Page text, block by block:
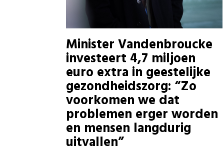
Minister Vandenbroucke
investeert 4,7 miljoen
euro extra in geestelijke
gezondheidszorg: “Zo
voorkomen we dat
problemen erger worden
en mensen langdurig
uitvallen”